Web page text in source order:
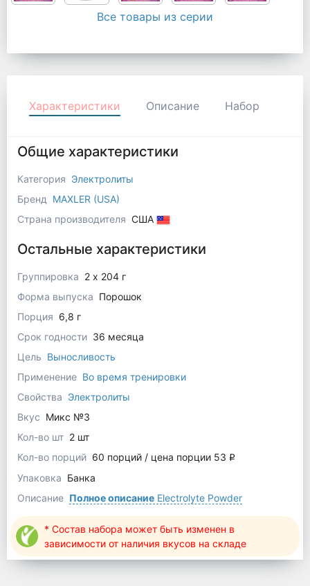
Все товары из серии
Характеристики Описание Набор
Общие характеристики
Категория Электролиты
Бренд
MAXLER (USA)
Страна производителя США
Остальные характеристики
Группировка 2 x 204 г
Форма выпуска Порошок
Порция 6,8 г
Срок годности 36 месяца
Цель Выносливость
Применение Во время тренировки
Свойства Электролиты
Вкус Микс №3
Кол-во шт 2 шт
Кол-во порций 60 порций / цена порции 53 q
Упаковка Банка
Описание Полное описаниеElectrolyte Powder
* Состав набора может быть изменен в
зависимости от наличия вкусов на складе